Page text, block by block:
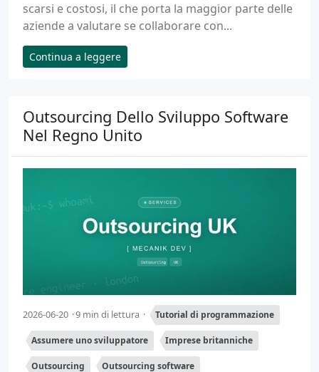
scarsi e costosi, il che porta la maggior parte delle
aziende a valutare se collaborare con...
Continua a leggere
Outsourcing Dello Sviluppo Software
Nel Regno Unito
2026-06-20 9 min di lettura Tutorial di programmazione
Assumere uno sviluppatore Imprese britanniche
Outsourcing Outsourcing software